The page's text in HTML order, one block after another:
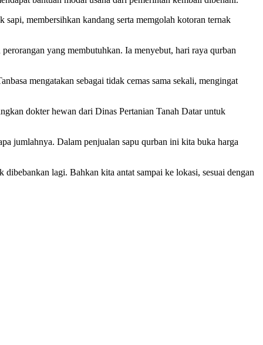
membersihkan kandang serta memgolah kotoran ternak
yang membutuhkan. Ia menyebut, hari raya qurban
mengatakan sebagai tidak cemas sama sekali, mengingat
dokter hewan dari Dinas Pertanian Tanah Datar untuk
jumlahnya. Dalam penjualan sapu qurban ini kita buka harga
lagi. Bahkan kita antat sampai ke lokasi, sesuai dengan